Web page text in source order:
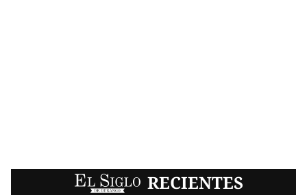
EL SIGLO RECIENTES